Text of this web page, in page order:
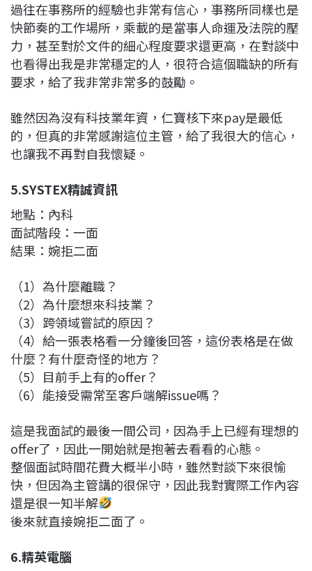
過往在事務所的經驗也非常有信心，事務所同樣也是
快節奏的工作場所，乘載的是當事人命運及法院的壓
力，甚至對於文件的細心程度要求還更高，在對談中
也看得出我是非常穩定的人，很符合這個職缺的所有
要求，給了我非常非常多的鼓勵。
雖然因為沒有科技業年資，仁寶核下來pay是最低
的，但真的非常感謝這位主管，給了我很大的信心，
也讓我不再對自我懷疑。
5.SYSTEX精誠資訊
地點：內科
面試階段：一面
結果：婉拒二面
（1）為什麼離職？
（2）為什麼想來科技業？
（3）跨領域嘗試的原因？
（4）給一張表格看一分鐘後回答，這份表格是在做
什麼？有什麼奇怪的地方？
（5）目前手上有的offer？
（6）能接受需常至客戶端解issue嗎？
這是我面試的最後一間公司，因為手上已經有理想的
offer了，因此一開始就是抱著去看看的心態。
整個面試時間花費大概半小時，雖然對談下來很愉
快，但因為主管講的很保守，因此我對實際工作內容
還是很一知半解
後來就直接婉拒二面了。
6.精英電腦